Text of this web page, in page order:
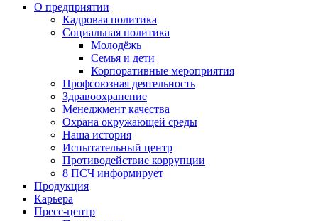
О предприятии
Кадровая политика
Социальная политика
Молодёжь
Семья и дети
Корпоративные мероприятия
Профсоюзная деятельность
Здравоохранение
Менеджмент качества
Охрана окружающей среды
Наша история
Испытательный центр
Противодействие коррупции
8 ПСЧ информирует
Продукция
Карьера
Пресс-центр